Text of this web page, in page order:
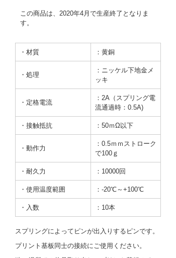
この商品は、2020年4月で生産終了となりま
す。
・材質 ：黄銅
・処理
：ニッケル下地金メ
ッキ
・定格電流
：2A（スプリング電
流通過時：0.5A)
・接触抵抗 ：50ｍΩ以下
・動作力
：0.5ｍｍストローク
で100ｇ
・耐久力 ：10000回
・使用温度範囲 ：-20℃～+100℃
・入数 ：10本
スプリングによってピンが出入りするピンです。
プリント基板同士の接続にご使用ください。